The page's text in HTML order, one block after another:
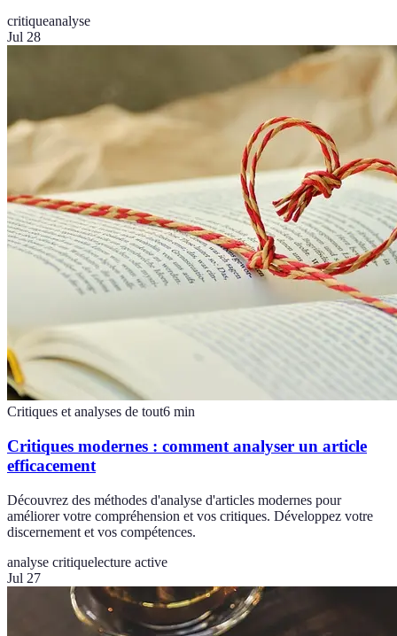
critiqueanalyse
Jul 28
Critiques et analyses de tout6 min
Critiques modernes : comment analyser un article
efficacement
Découvrez des méthodes d'analyse d'articles modernes pour
améliorer votre compréhension et vos critiques. Développez votre
discernement et vos compétences.
analyse critiquelecture active
Jul 27